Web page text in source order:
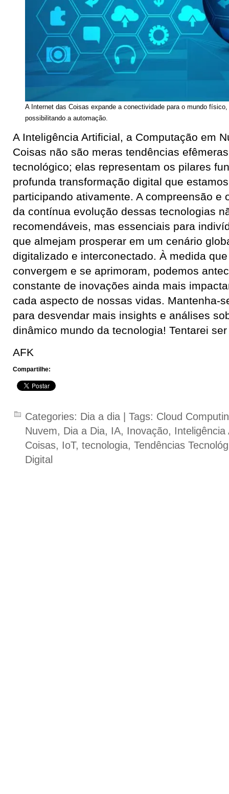
A Internet das Coisas expande a conectividade para o mundo
possibilitando a automação.
A Inteligência Artificial, a Computação em
Coisas não são meras tendências
tecnológico; elas representam os pilares
profunda transformação digital que
participando ativamente. A compreensão e
da contínua evolução dessas tecnologias
recomendáveis, mas essenciais para
que almejam prosperar em um cenário
digitalizado e interconectado. À medida
convergem e se aprimoram, podemos
constante de inovações ainda mais
cada aspecto de nossas vidas. Mantenha-
para desvendar mais insights e análises
dinâmico mundo da tecnologia! Tentarei
AFK
Compartilhe:
Categories: Dia a dia | Tags: Cloud
Nuvem, Dia a Dia, IA, Inovação, Inteligência
Coisas, IoT, tecnologia, Tendências
Digital